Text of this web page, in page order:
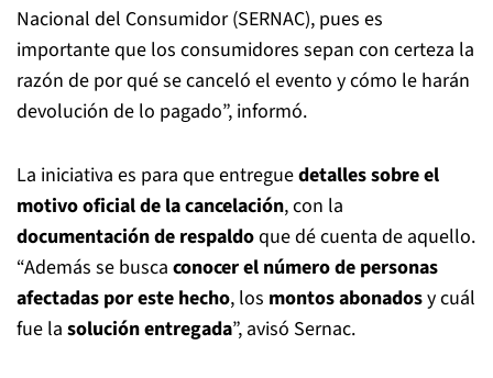
Nacional del Consumidor (SERNAC), pues es
importante que los consumidores sepan con certeza la
razón de por qué se canceló el evento y cómo le harán
devolución de lo pagado”, informó.
La iniciativa es para que entreguedetalles sobre el
motivo oficial de la cancelación, con la
documentación de respaldoque dé cuenta de aquello.
“Además se busca conocer el número de personas
afectadas por este hecho, los montos abonadosy cuál
fue la solución entregada”, avisó Sernac.